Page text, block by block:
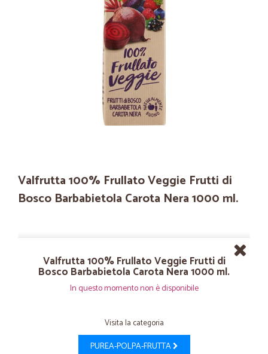
Valfrutta 100% Frullato Veggie Frutti di
Bosco Barbabietola Carota Nera 1000 ml.
Valfrutta 100% Frullato Veggie Frutti di
Bosco Barbabietola Carota Nera 1000 ml.
In questo momento non è disponibile
Visita la categoria
PUREA-POLPA-FRUTTA